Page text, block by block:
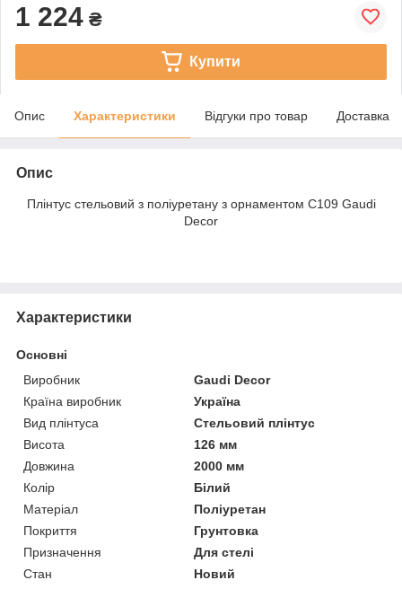
1 224 ₴
Купити
Опис Характеристики Відгуки про товар Доставка
Опис
Плінтус стельовий з поліуретану з орнаментом C109 Gaudi
Decor
Характеристики
Основні
Виробник
Gaudi Decor
Країна виробник
Україна
Вид плінтуса
Стельовий плінтус
Висота
126 мм
Довжина
2000 мм
Колір
Білий
Матеріал
Поліуретан
Покриття
Грунтовка
Призначення
Для стелі
Стан
Новий